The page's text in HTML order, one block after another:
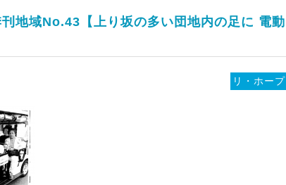
地域No.43【上り坂の多い団地内の足に 電動
リ・ホープ